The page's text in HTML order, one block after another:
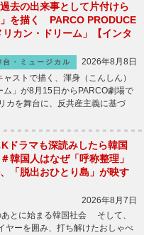
去の出来事として片付けら
を描く PARCO PRODUCE
カン・ドリーム」【インタ
台・ミュージカル
2026年8月8日
ストで描く、渾身（こんしん）
」が8月15日からPARCO劇場で
カを舞台に、反共産主義に基づ
Kドラマも深読みしたら韓国
韓国人はなぜ「呼称整理」
「脱出おひとり島」が映す
2026年8月7日
とに始まる韓国社会 そして、
ーを囲み、打ち解けたおしゃべ